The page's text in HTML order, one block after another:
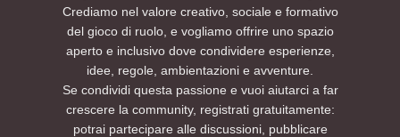
Crediamo nel valore creativo, sociale e formativo
del gioco di ruolo, e vogliamo offrire uno spazio
aperto e inclusivo dove condividere esperienze,
idee, regole, ambientazioni e avventure.
Se condividi questa passione e vuoi aiutarci a far
crescere la community, registrati gratuitamente:
potrai partecipare alle discussioni, pubblicare